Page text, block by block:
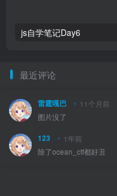
js自学笔记Day6
最近评论
雷霆嘎巴 11个月前
图片没了
123 1年前
除了ocean_ctf都好丑